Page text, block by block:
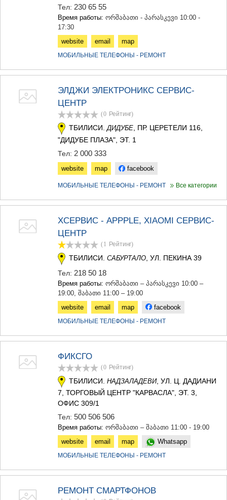
Тел: 230 65 55
Время работы: ორშაბათი - პარასკევი 10:00 -
17:30
website
email map
МОБИЛЬНЫЕ ТЕЛЕФОНЫ - РЕМОНТ
ЭЛДЖИ ЭЛЕКТРОНИКС СЕРВИС-
ЦЕНТР
(0 Рейтинг)
ТБИЛИСИ.ДИДУБЕ, ПР. ЦЕРЕТЕЛИ 116,
"ДИДУБЕ ПЛАЗА", ЭТ. 1
Тел: 2 000 333
website map facebook
МОБИЛЬНЫЕ ТЕЛЕФОНЫ - РЕМОНТ Все категории
XСЕРВИС - APPPLE, XIAOMI СЕРВИС-
ЦЕНТР
(1 Рейтинг)
ТБИЛИСИ. САБУРТАЛО , УЛ. ПЕКИНА 39
Тел: 218 50 18
Время работы: ორშაბათი – პარასკევი 10:00 –
19:00, შაბათი 11:00 – 19:00
website
email map facebook
МОБИЛЬНЫЕ ТЕЛЕФОНЫ - РЕМОНТ
ФИКСГО
(0 Рейтинг)
ТБИЛИСИ. НАДЗАЛАДЕВИ, УЛ. Ц. ДАДИАНИ
7, ТОРГОВЫЙ ЦЕНТР "КАРВАСЛА", ЭТ. 3,
ОФИС 309/1
Тел: 500 506 506
Время работы: ორშაბათი – შაბათი 11:00 - 19:00
website
email map Whatsapp
МОБИЛЬНЫЕ ТЕЛЕФОНЫ - РЕМОНТ
РЕМОНТ СМАРТФОНОВ